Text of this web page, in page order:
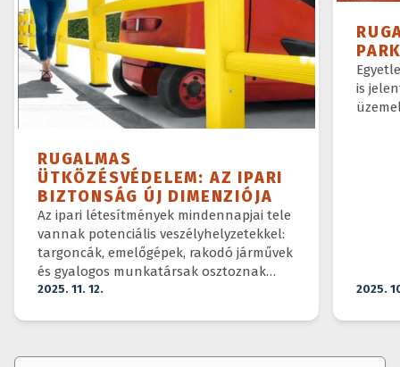
RUGALMAS
ÜTKÖZÉSVÉDELEM: AZ IPARI
BIZTONSÁG ÚJ DIMENZIÓJA
Az ipari létesítmények mindennapjai tele
vannak potenciális veszélyhelyzetekkel:
targoncák, emelőgépek, rakodó járművek
és gyalogos munkatársak osztoznak
ugyanazon a téren.
2025. 11. 12.
is
2025.